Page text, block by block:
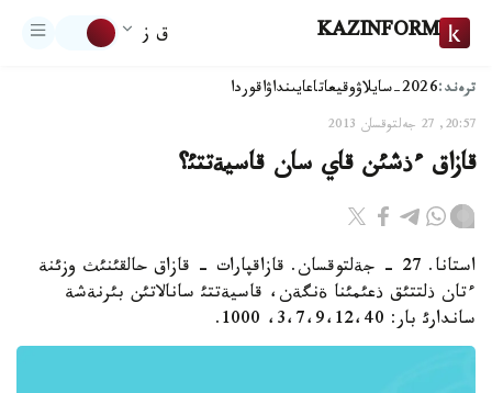
KAZINFORM ق ز
ترەند:2026-سايلاۋ وقيعاتاعايىنداۋاقوردا
20:57, 27 جەلتوقسان 2013
قازاق ءذشئن قاي سان قاسيةتتئ؟
استانا. 27 - جةلتوقسان. قازاقپارات - قازاق حالقئنئث وزئنة
ءتان ذلتتئق ذعئمئنا ةنگةن، قاسيةتتئ سانالاتئن بئرنةشة
ساندارئ بار: 3،7،9،12،40، 1000.